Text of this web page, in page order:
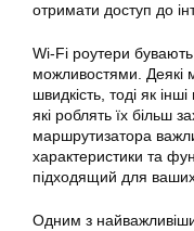
отримати доступ до
Wi-Fi роутери бувають
можливостями. Деякі
швидкість, тоді як
які роблять їх більш
маршрутизатора
характеристики та
підходящий для
Одним з